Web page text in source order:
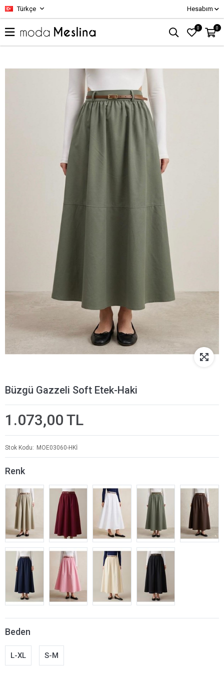
Türkçe Hesabım
0 0
Büzgü Gazzeli Soft Etek-Haki
1.073,00 TL
Stok Kodu MOE03060-HKİ
Renk
Beden
L-XL S-M